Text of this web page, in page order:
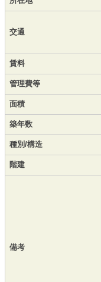
交通
賃料
管理費等
面積
築年数
種別/構造
階建
備考